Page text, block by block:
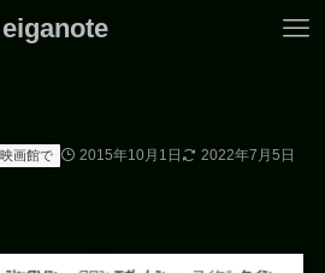
eiganote
映画館で 2015年10月1日 2022年7月5日